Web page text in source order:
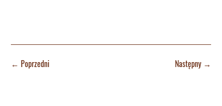
← Poprzedni Następny→